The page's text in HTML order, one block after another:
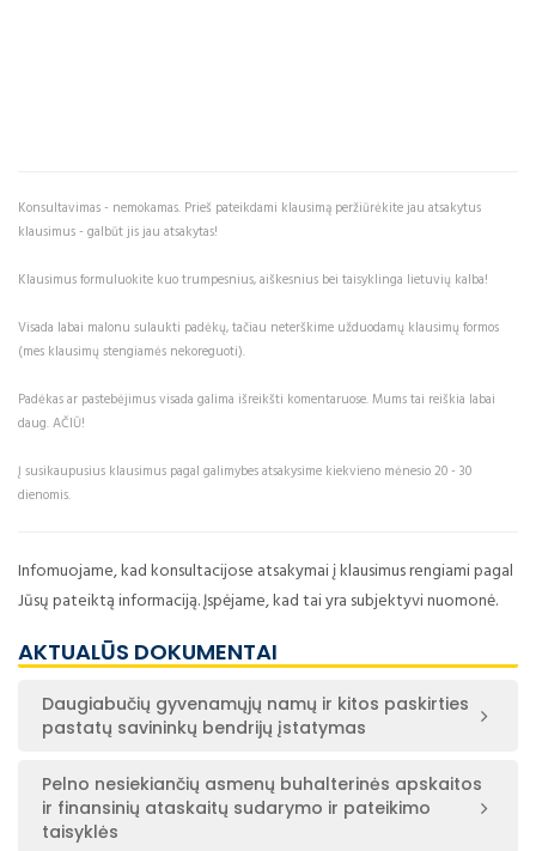
Konsultavimas - nemokamas. Prieš pateikdami klausimą peržiūrėkite jau atsakytus
klausimus - galbūt jis jau atsakytas!
Klausimus formuluokite kuo trumpesnius, aiškesnius bei taisyklinga lietuvių kalba!
Visada labai malonu sulaukti padėkų, tačiau neterškime užduodamų klausimų formos
(mes klausimų stengiamės nekoreguoti).
Padėkas ar pastebėjimus visada galima išreikšti komentaruose. Mums tai reiškia labai
daug. AČIŪ!
Į susikaupusius klausimus pagal galimybes atsakysime kiekvieno mėnesio 20 - 30
dienomis.
Infomuojame, kad konsultacijose atsakymai į klausimus rengiami pagal
Jūsų pateiktą informaciją. Įspėjame, kad tai yra subjektyvi nuomonė.
AKTUALŪS DOKUMENTAI
Daugiabučių gyvenamųjų namų ir kitos paskirties
pastatų savininkų bendrijų įstatymas
Pelno nesiekiančių asmenų buhalterinės apskaitos
ir finansinių ataskaitų sudarymo ir pateikimo
taisyklės